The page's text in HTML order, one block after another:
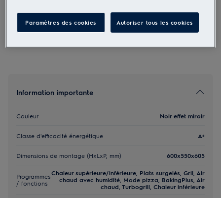
PVR incl. IVA en CHF (excl. CAR)
Information importante
Couleur Noir effet miroir
Classe d'efficacité énergétique A+
Dimensions de montage (HxLxP, mm) 600x550x605
Programmes
/ fonctions
Chaleur supérieure/inférieure, Plats surgelés, Gril, Air
chaud avec humidité, Mode pizza, BakingPlus, Air
chaud, Turbogrill, Chaleur inférieure
Paramètres des cookies Autoriser tous les cookies